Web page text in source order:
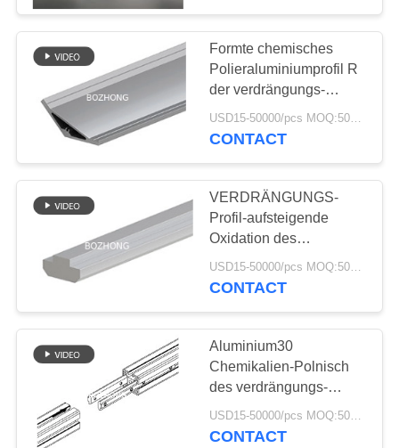
Draht aus
nichtrostendem
Stahl
16
Platte des legierten
Stahls
34
Formte chemisches
Polieraluminiumprofil R
der verdrängungs-
LZ5050
CONTACT
VERDRÄNGUNGS-
Profil-aufsteigende
Oxidation des
Verbindungsstück-10 -
10 Aluminium
USD15-50000/pcs MOQ:500kg
CONTACT
Aluminium30
Chemikalien-Polnisch
des verdrängungs-
Verbindungsstück-8 - 8 -
USD15-50000/pcs MOQ:500kg
CONTACT